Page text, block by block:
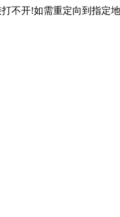
不开!如需重定向到指定